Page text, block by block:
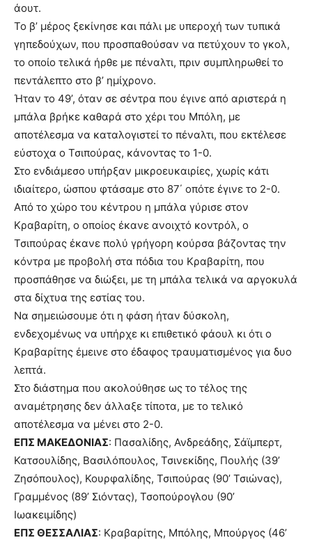
άουτ.
Το β’ μέρος ξεκίνησε και πάλι με υπεροχή των τυπικά
γηπεδούχων, που προσπαθούσαν να πετύχουν το γκολ,
το οποίο τελικά ήρθε με πέναλτι, πριν συμπληρωθεί το
πεντάλεπτο στο β’ ημίχρονο.
Ήταν το 49’, όταν σε σέντρα που έγινε από αριστερά η
μπάλα βρήκε καθαρά στο χέρι του Μπόλη, με
αποτέλεσμα να καταλογιστεί το πέναλτι, που εκτέλεσε
εύστοχα ο Τσιπούρας, κάνοντας το 1-0.
Στο ενδιάμεσο υπήρξαν μικροευκαιρίες, χωρίς κάτι
ιδιαίτερο, ώσπου φτάσαμε στο 87΄ οπότε έγινε το 2-0.
Από το χώρο του κέντρου η μπάλα γύρισε στον
Κραβαρίτη, ο οποίος έκανε ανοιχτό κοντρόλ, ο
Τσιπούρας έκανε πολύ γρήγορη κούρσα βάζοντας την
κόντρα με προβολή στα πόδια του Κραβαρίτη, που
προσπάθησε να διώξει, με τη μπάλα τελικά να αργοκυλά
στα δίχτυα της εστίας του.
Να σημειώσουμε ότι η φάση ήταν δύσκολη,
ενδεχομένως να υπήρχε κι επιθετικό φάουλ κι ότι ο
Κραβαρίτης έμεινε στο έδαφος τραυματισμένος για δυο
λεπτά.
Στο διάστημα που ακολούθησε ως το τέλος της
αναμέτρησης δεν άλλαξε τίποτα, με το τελικό
αποτέλεσμα να μένει στο 2-0.
ΕΠΣ ΜΑΚΕΔΟΝΙΑΣ: Πασαλίδης, Ανδρεάδης, Σάϊμπερτ,
Κατσουλίδης, Βασιλόπουλος, Τσινεκίδης, Πουλής (39’
Ζησόπουλος), Κουρφαλίδης, Τσιπούρας (90’ Τσιώνας),
Γραμμένος (89’ Σιόντας), Τσοπούρογλου (90’
Ιωακειμίδης)
ΕΠΣ ΘΕΣΣΑΛΙΑΣ: Κραβαρίτης, Μπόλης, Μπούργος (46’